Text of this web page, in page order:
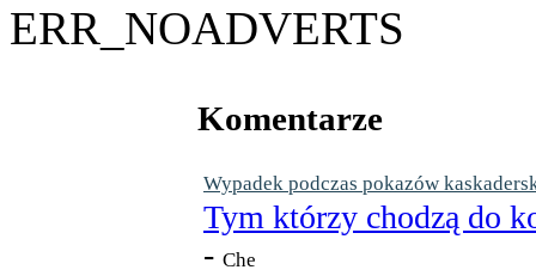
ERR_NOADVERTS
Komentarze
Wypadek podczas pokazów
Tym którzy chodzą do
- Che